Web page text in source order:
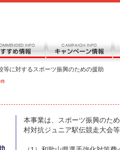
等に対するスポーツ振興のための援助
本事業は、スポーツ振興のた
村対抗ジュニア駅伝競走大会